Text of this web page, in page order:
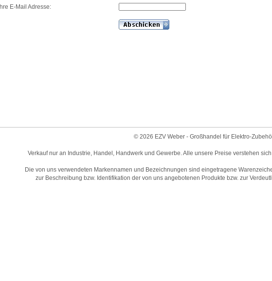
Ihre E-Mail Adresse:
© 2026 EZV Weber - Großhandel für Elektro-
Verkauf nur an Industrie, Handel, Handwerk und Gewerbe. Alle unsere Preise verstehen
Die von uns verwendeten Markennamen und Bezeichnungen sind eingetragene
zur Beschreibung bzw. Identifikation der von uns angebotenen Produkte bzw. zur